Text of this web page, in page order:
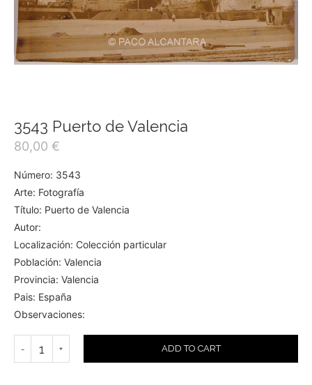
3543 Puerto de Valencia
80,00 €
Número: 3543
Arte: Fotografía
Título: Puerto de Valencia
Autor:
Localización: Colección particular
Población: Valencia
Provincia: Valencia
Pais: España
Observaciones:
ADD TO CART